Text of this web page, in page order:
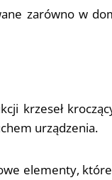
zarówno w
krzeseł
urządzenia.
elementy,